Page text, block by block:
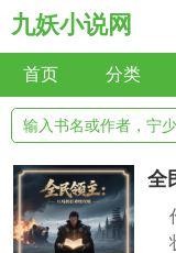
九妖小说网
首页 分类
全